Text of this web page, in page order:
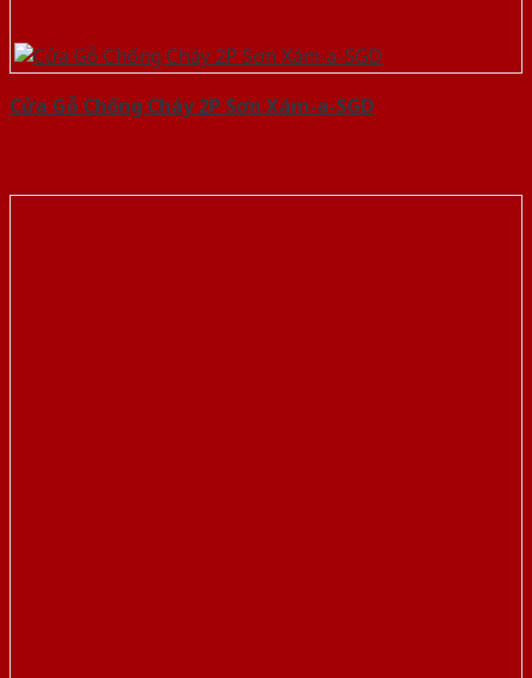
Cửa Gỗ Chống Cháy 2P Sơn Xám-a-SGD